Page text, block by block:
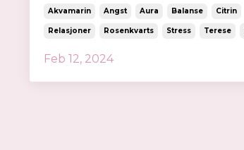
Akvamarin Angst Aura Balanse Citrin
Relasjoner Rosenkvarts Stress Terese
Feb 12, 2024